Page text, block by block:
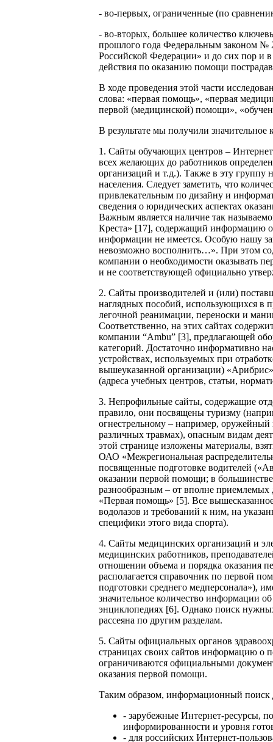
- во-первых, ограниченные (по
- во-вторых, большее количество
прошлого года Федеральным законом №
Российской Федерации» и до сих пор и
действия по оказанию помощи
В ходе проведения этой части
слова: «первая помощь», «первая
первой (медицинской) помощи»,
В результате мы получили
1. Сайты обучающих центров –
всех желающих до работников
организаций и т.д.). Также в эту
населения. Следует заметить, что
привлекательным по дизайну и
сведения о юридических аспектах
Важным является наличие так
Креста» [17], содержащий информацию о
информации не имеется. Особую нашу
невозможно восполнить…». При этом
компании о необходимости оказывать
и не соответствующей официально
2. Сайты производителей и (или)
наглядных пособий, использующихся в
легочной реанимации, переноски и
Соответственно, на этих сайтах
компании “Ambu” [3], предлагающей
категорий. Достаточно информативно
устройствах, используемых при
вышеуказанной организации)
(адреса учебных центров, статьи,
3. Непрофильные сайты, содержащие
правило, они посвящены туризму
огнестрельному – например,
различных травмах), опасным видам
этой странице изложены материалы,
ОАО «Межрегиональная
посвященные подготовке водителей
оказании первой помощи; в
разнообразным – от вполне
«Первая помощь» [5]. Все
водолазов и требований к ним, на
специфики этого вида спорта).
4. Сайты медицинских организаций и
медицинских работников,
отношении объема и порядка оказания
располагается справочник по первой
подготовки среднего медперсонала»),
значительное количество информации
энциклопедиях [6]. Однако поиск
рассеяна по другим разделам.
5. Сайты официальных органов
страницах своих сайтов информацию о
ограничиваются официальными
оказания первой помощи.
Таким образом, информационный поиск
- зарубежные Интернет-ресурсы,
информированности и уровня
- для российских Интернет-